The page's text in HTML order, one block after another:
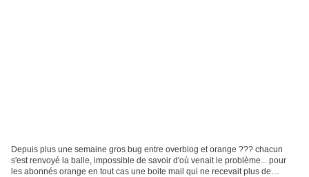
Depuis plus une semaine gros bug entre overblog et orange ??? chacun
s'est renvoyé la balle, impossible de savoir d'où venait le problème... pour
les abonnés orange en tout cas une boite mail qui ne recevait plus de